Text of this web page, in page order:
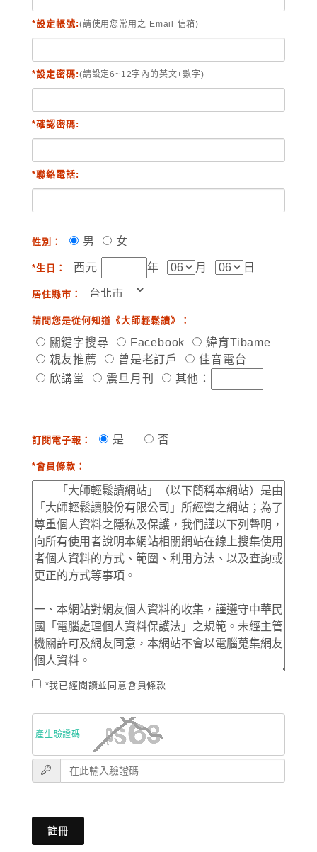
*設定帳號:(請使用您常用之 Email 信箱)
*設定密碼:(請設定6~12字內的英文+數字)
*確認密碼:
*聯絡電話:
性別： 男 女
*生日： 西元 年 月 日
居住縣市：
請問您是從何知道《大師輕鬆讀》：
關鍵字搜尋 Facebook
緯育Tibame
親友推薦
曾是老訂戶
佳音電台
欣講堂
震旦月刊 其他：
訂閱電子報： 是 否
*會員條款：
*我已經閱讀並同意會員條款
產生驗證碼
註冊